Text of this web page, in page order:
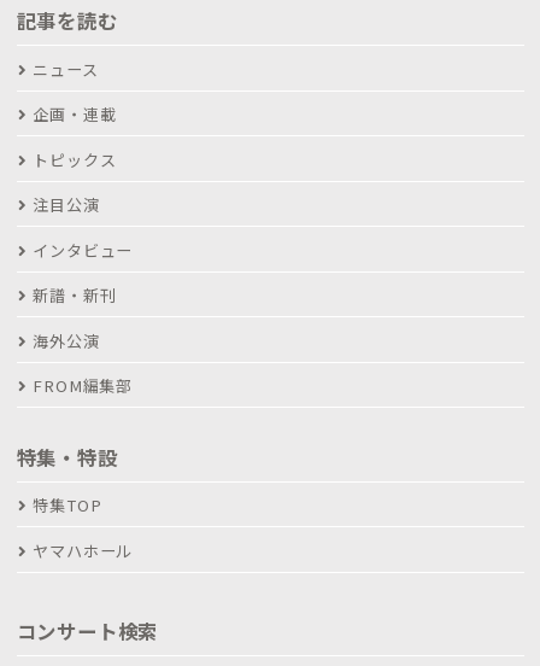
記事を読む
ニュース
企画・連載
トピックス
注目公演
インタビュー
新譜・新刊
海外公演
FROM編集部
特集・特設
特集TOP
ヤマハホール
コンサート検索